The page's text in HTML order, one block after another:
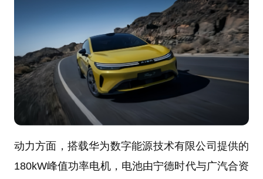
动力方面，搭载华为数字能源技术有限公司提供的
180kW峰值功率电机，电池由宁德时代与广汽合资